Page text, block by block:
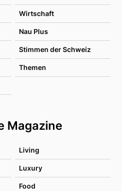
Wirtschaft
Nau Plus
Stimmen der Schweiz
Themen
Magazine
Living
Luxury
Food